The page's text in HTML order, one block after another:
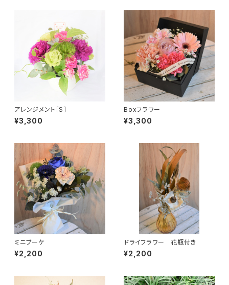
アレンジメント［S］
¥3,300
Boxフラワー
¥3,300
ミニブーケ
¥2,200
ドライフラワー 花瓶付き
¥2,200